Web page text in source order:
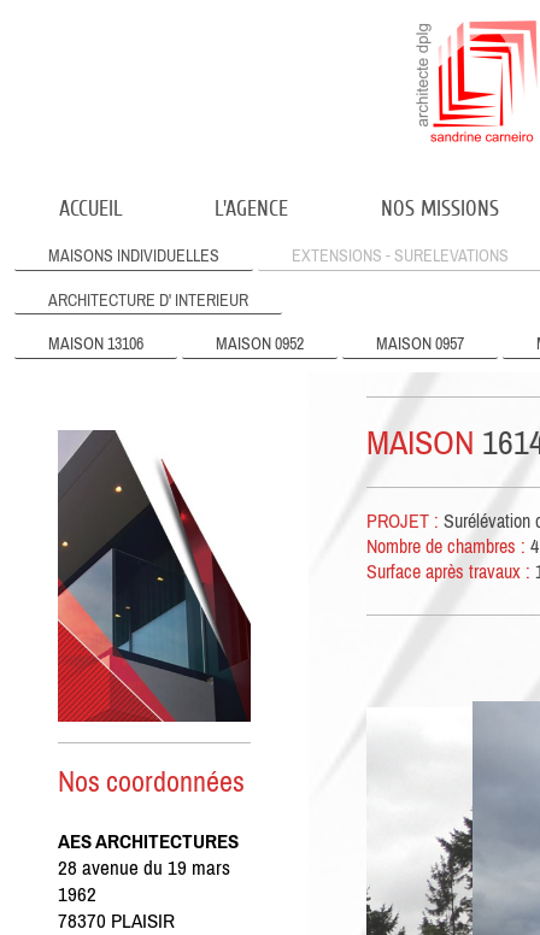
ACCUEIL L'AGENCE NOS MISSIONS
MAISONS INDIVIDUELLES EXTENSIONS - SURELEVATIONS
ARCHITECTURE D' INTERIEUR
MAISON 13106 MAISON 0952 MAISON 0957
MAISON
PROJET : Surélévation
Nombre de chambres : 4
Surface après travaux :
Nos coordonnées
AES ARCHITECTURES
28 avenue du 19 mars
1962
78370 PLAISIR